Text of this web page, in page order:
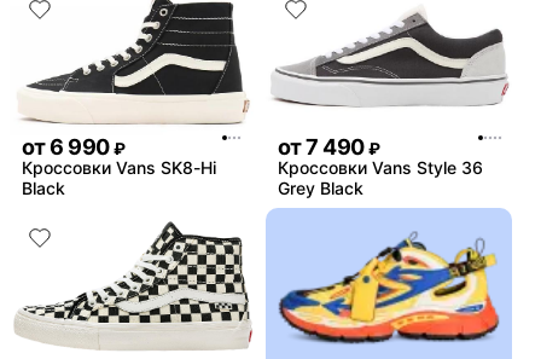
от6 990 ₽
Кроссовки Vans SK8-Hi
Black
от7 490 ₽
Кроссовки Vans Style 36
Grey Black